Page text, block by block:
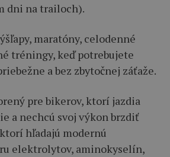
dni na trailoch).
maratóny, celodenné
tréningy, keď potrebujete
a bez zbytočnej záťaže.
pre bikerov, ktorí jazdia
a nechcú svoj výkon brzdiť
hľadajú modernú
elektrolytov, aminokyselín,